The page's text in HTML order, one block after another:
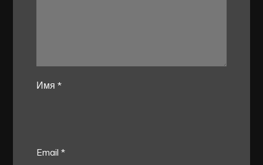
Имя*
Email*